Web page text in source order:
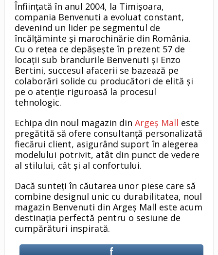
Înființată în anul 2004, la Timișoara,
compania Benvenuti a evoluat constant,
devenind un lider pe segmentul de
încălțăminte și marochinărie din România.
Cu o rețea ce depășește în prezent 57 de
locații sub brandurile Benvenuti și Enzo
Bertini, succesul afacerii se bazează pe
colaborări solide cu producători de elită și
pe o atenție riguroasă la procesul
tehnologic.
Echipa din noul magazin din Argeș Mall este
pregătită să ofere consultanță personalizată
fiecărui client, asigurând suport în alegerea
modelului potrivit, atât din punct de vedere
al stilului, cât și al confortului.
Dacă sunteți în căutarea unor piese care să
combine designul unic cu durabilitatea, noul
magazin Benvenuti din Argeș Mall este acum
destinația perfectă pentru o sesiune de
cumpărături inspirată.